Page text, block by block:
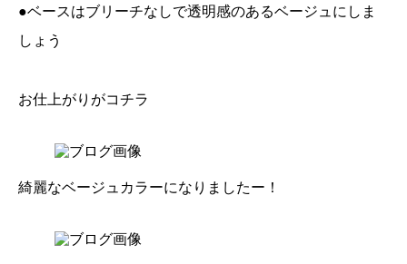
●ベースはブリーチなしで透明感のあるベージュにしま
しょう
お仕上がりがコチラ
綺麗なベージュカラーになりましたー！